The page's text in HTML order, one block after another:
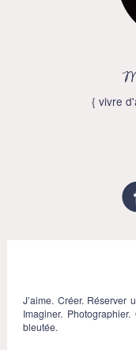
{ vivre
J’aime. Créer. Réserver
Imaginer.
bleutée.